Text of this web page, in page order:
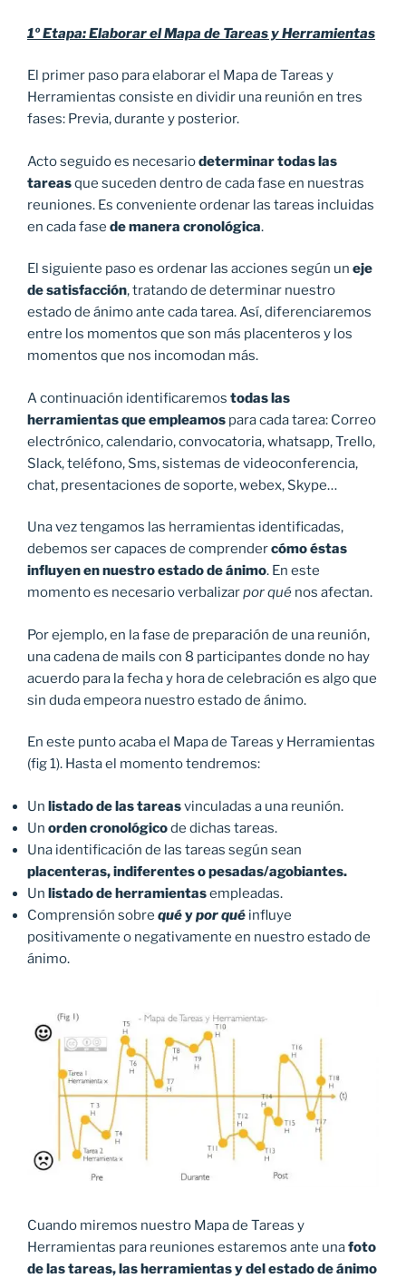
1º Etapa: Elaborar el Mapa de Tareas y Herramientas
El primer paso para elaborar el Mapa de Tareas y
Herramientas consiste en dividir una reunión en tres
fases: Previa, durante y posterior.
Acto seguido es necesariodeterminar todas las
tareasque suceden dentro de cada fase en nuestras
reuniones. Es conveniente ordenar las tareas incluidas
en cada fase de manera cronológica.
El siguiente paso es ordenar las acciones según un eje
de satisfacción, tratando de determinar nuestro
estado de ánimo ante cada tarea. Así, diferenciaremos
entre los momentos que son más placenteros y los
momentos que nos incomodan más.
A continuación identificaremos todas las
herramientas que empleamos para cada tarea: Correo
electrónico, calendario, convocatoria, whatsapp, Trello,
Slack, teléfono, Sms, sistemas de videoconferencia,
chat, presentaciones de soporte, webex, Skype…
Una vez tengamos las herramientas identificadas,
debemos ser capaces de comprendercómo éstas
influyen en nuestro estado de ánimo. En este
momento es necesario verbalizarpor qué nos afectan.
Por ejemplo, en la fase de preparación de una reunión,
una cadena de mails con 8 participantes donde no hay
acuerdo para la fecha y hora de celebración es algo que
sin duda empeora nuestro estado de ánimo.
En este punto acaba el Mapa de Tareas y Herramientas
(fig 1). Hasta el momento tendremos:
Un listado de las tareasvinculadas a una reunión.
Un orden cronológicode dichas tareas.
Una identificación de las tareas según sean
placenteras, indiferentes o pesadas/agobiantes.
Un listado de herramientasempleadas.
Comprensión sobre quéypor qué influye
positivamente o negativamente en nuestro estado de
ánimo.
Cuando miremos nuestro Mapa de Tareas y
Herramientas para reuniones estaremos ante unafoto
de las tareas, las herramientas y del estado de ánimo